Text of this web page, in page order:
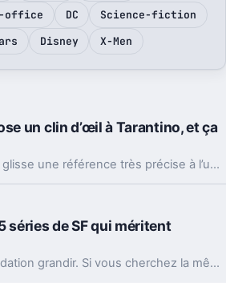
office DC
Science-fiction
Disney X-Men
un clin d’œil à Tarantino, et ça
La reprise de Ted Lasso glisse une référence très précise à l’univers de Quentin Tarantino. Le détail amuse, mais il crée surtout un vrai décalage.
séries de SF qui méritent
Apple TV+ a laissé Foundation grandir. Si vous cherchez la même SF ambitieuse, voilà 15 séries qui prolongent ses idées, chacune à sa façon.